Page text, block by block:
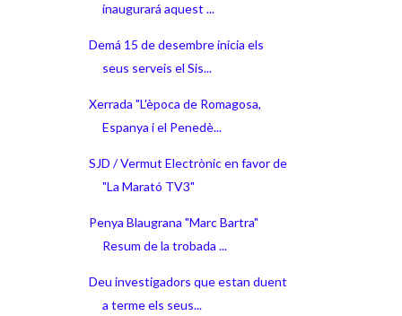
inaugurará aquest ...
Demá 15 de desembre inicia els
seus serveis el Sis...
Xerrada "L'època de Romagosa,
Espanya i el Penedè...
SJD / Vermut Electrònic en favor de
"La Marató TV3"
Penya Blaugrana "Marc Bartra"
Resum de la trobada ...
Deu investigadors que estan duent
a terme els seus...